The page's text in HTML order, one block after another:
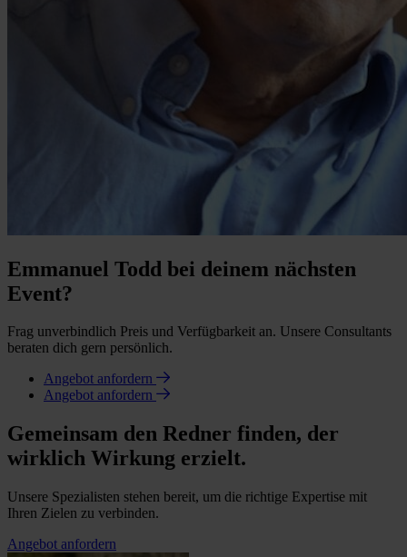
Emmanuel Todd bei deinem nächsten
Event?
Frag unverbindlich Preis und Verfügbarkeit an. Unsere Consultants
beraten dich gern persönlich.
Angebot anfordern
Angebot anfordern
Gemeinsam den Redner finden, der
wirklich Wirkung erzielt.
Unsere Spezialisten stehen bereit, um die richtige Expertise mit
Ihren Zielen zu verbinden.
Angebot anfordern